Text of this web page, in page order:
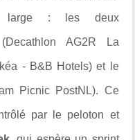
large : les deux
AG2R La
- B&B Hotels) et le
Picnic PostNL). Ce
par le peloton et